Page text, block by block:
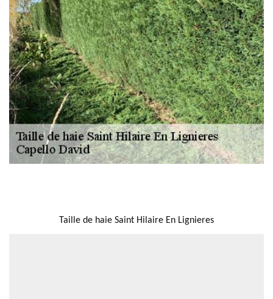
Taille de haie Saint Hilaire En Lignieres